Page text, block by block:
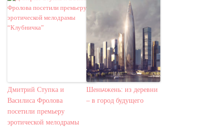
Дмитрий Ступка и
Василиса Фролова
посетили премьеру
эротической мелодрамы
Шеньчжень: из деревни
– в город будущего